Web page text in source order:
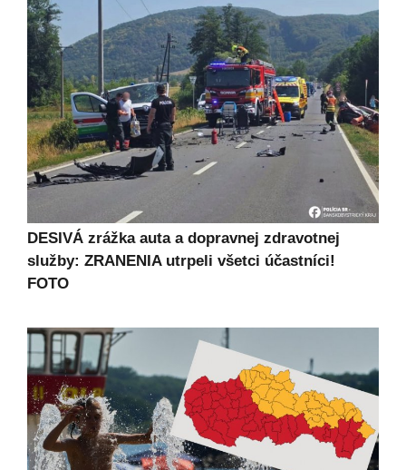
DESIVÁ zrážka auta a dopravnej zdravotnej
služby: ZRANENIA utrpeli všetci účastníci!
FOTO